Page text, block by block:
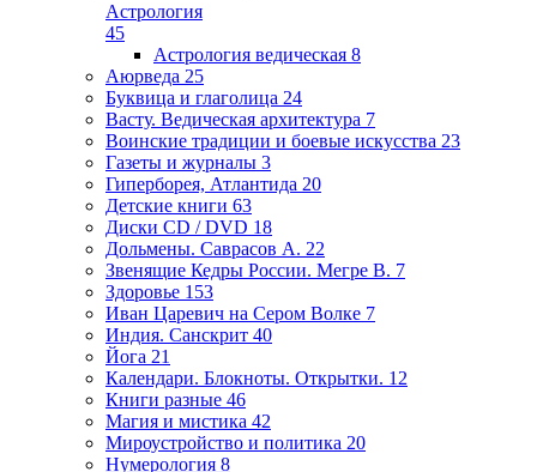
Астрология
45
Астрология ведическая 8
Аюрведа 25
Буквица и глаголица 24
Васту. Ведическая архитектура 7
Воинские традиции и боевые искусства 23
Газеты и журналы 3
Гиперборея, Атлантида 20
Детские книги 63
Диски CD / DVD 18
Дольмены. Саврасов А. 22
Звенящие Кедры России. Мегре В. 7
Здоровье 153
Иван Царевич на Сером Волке 7
Индия. Санскрит 40
Йога 21
Календари. Блокноты. Открытки. 12
Книги разные 46
Магия и мистика 42
Мироустройство и политика 20
Нумерология 8